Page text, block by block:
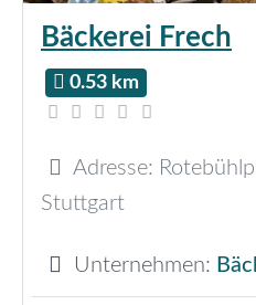
Bäckerei Frech
0.53 km
Adresse:
Stuttgart
Unternehmen: